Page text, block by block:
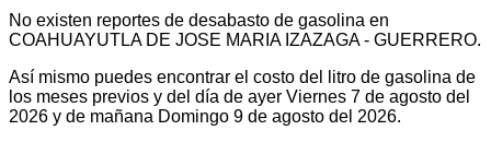
No existen reportes de desabasto de gasolina en
COAHUAYUTLA DE JOSE MARIA IZAZAGA - GUERRERO.
Así mismo puedes encontrar el costo del litro de gasolina de
los meses previos y del día de ayer Viernes 7 de agosto del
2026 y de mañana Domingo 9 de agosto del 2026.